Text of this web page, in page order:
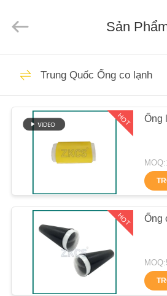
TRANG
CHỦ
CÁC
VIDEO
CHÚNG
INDUSTRIAL
Ống co lạnh
Ống co lạnh
Sản
Trung Quốc Ống co lạnh
HOT Ống
HOT Ống